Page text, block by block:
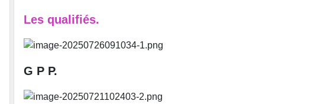
Les qualifiés.
G P P.